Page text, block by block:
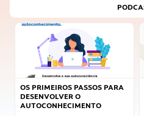
OS PRIMEIROS PASSOS PARA
DESENVOLVER O
AUTOCONHECIMENTO